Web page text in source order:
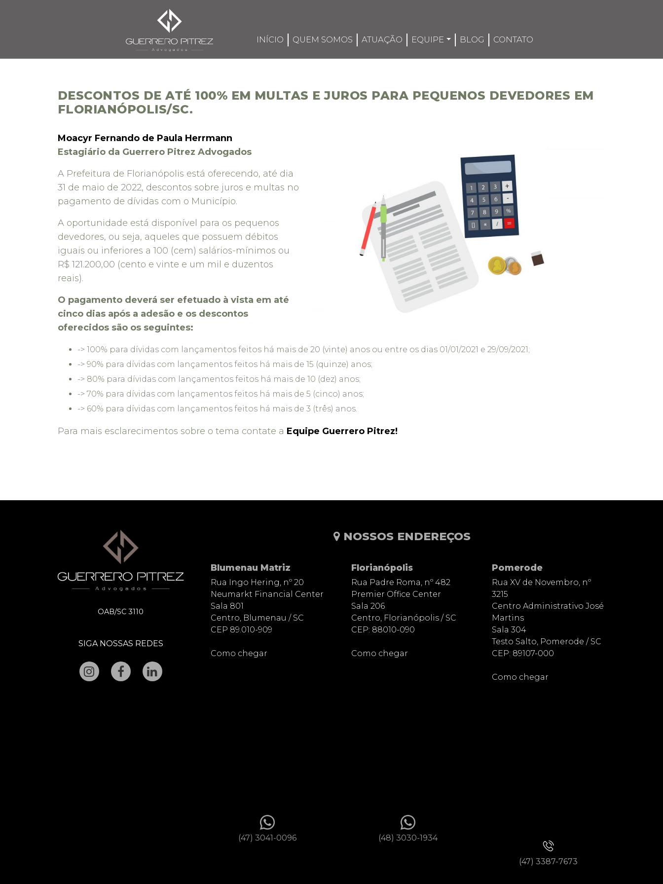
INÍCIO QUEM SOMOS ATUAÇÃO EQUIPE BLOG CONTATO
DESCONTOS DE ATÉ 100% EM MULTAS E JUROS PARA PEQUENOS DEVEDORES EM
FLORIANÓPOLIS/SC.
Moacyr Fernando de Paula Herrmann
Estagiário da Guerrero Pitrez Advogados
A Prefeitura de Florianópolis está oferecendo, até dia
31 de maio de 2022, descontos sobre juros e multas no
pagamento de dívidas com o Município.
A oportunidade está disponível para os pequenos
devedores, ou seja, aqueles que possuem débitos
iguais ou inferiores a 100 (cem) salários-mínimos ou
R$ 121.200,00 (cento e vinte e um mil e duzentos
reais).
O pagamento deverá ser efetuado à vista em até
cinco dias após a adesão e os descontos
oferecidos são os seguintes:
-> 100% para dívidas com lançamentos feitos há mais de 20 (vinte) anos ou entre os dias 01/01/2021 e 29/09/2021;
-> 90% para dívidas com lançamentos feitos há mais de 15 (quinze) anos;
-> 80% para dívidas com lançamentos feitos há mais de 10 (dez) anos;
-> 70% para dívidas com lançamentos feitos há mais de 5 (cinco) anos;
-> 60% para dívidas com lançamentos feitos há mais de 3 (três) anos.
Para mais esclarecimentos sobre o tema contate a Equipe Guerrero Pitrez!
OAB/SC 3110
SIGA NOSSAS REDES
NOSSOS ENDEREÇOS
Blumenau Matriz
Rua Ingo Hering, nº 20
Neumarkt Financial Center
Sala 801
Centro, Blumenau / SC
CEP 89.010-909
Como chegar
(47) 3041-0096
Florianópolis
Rua Padre Roma, nº 482
Premier Office Center
Sala 206
Centro, Florianópolis / SC
CEP: 88010-090
Como chegar
(48) 3030-1934
Pomerode
Rua XV de Novembro, nº
3215
Centro Administrativo José
Martins
Sala 304
Testo Salto, Pomerode / SC
CEP: 89107-000
Como chegar
(47) 3387-7673